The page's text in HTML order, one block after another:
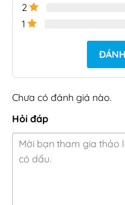
2
1
Chưa có đánh giá nào.
Hỏi đáp